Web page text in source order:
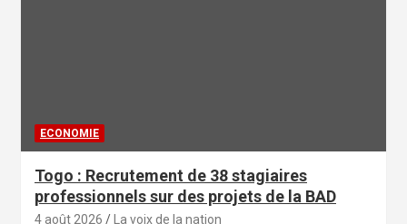
ECONOMIE
Togo : Recrutement de 38 stagiaires
professionnels sur des projets de la BAD
4 août 2026 La voix de la nation